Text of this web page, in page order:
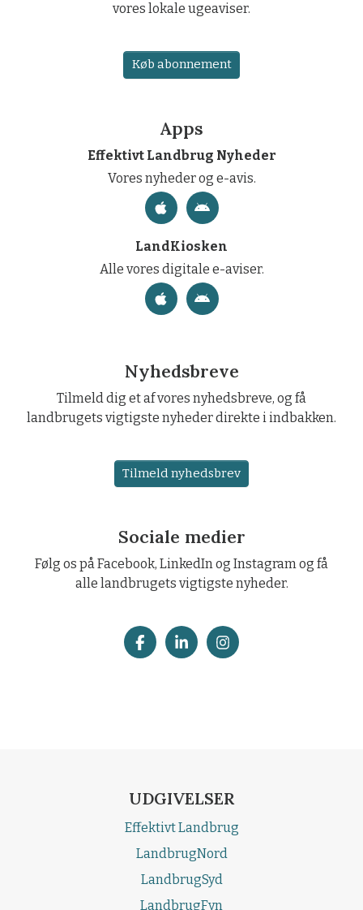
vores lokale ugeaviser.
Køb abonnement
Apps
Effektivt Landbrug Nyheder
Vores nyheder og e-avis.
LandKiosken
Alle vores digitale e-aviser.
Nyhedsbreve
Tilmeld dig et af vores nyhedsbreve, og få
landbrugets vigtigste nyheder direkte i indbakken.
Tilmeld nyhedsbrev
Sociale medier
Følg os på Facebook, LinkedIn og Instagram og få
alle landbrugets vigtigste nyheder.
UDGIVELSER
Effektivt Landbrug
LandbrugNord
LandbrugSyd
LandbrugFyn